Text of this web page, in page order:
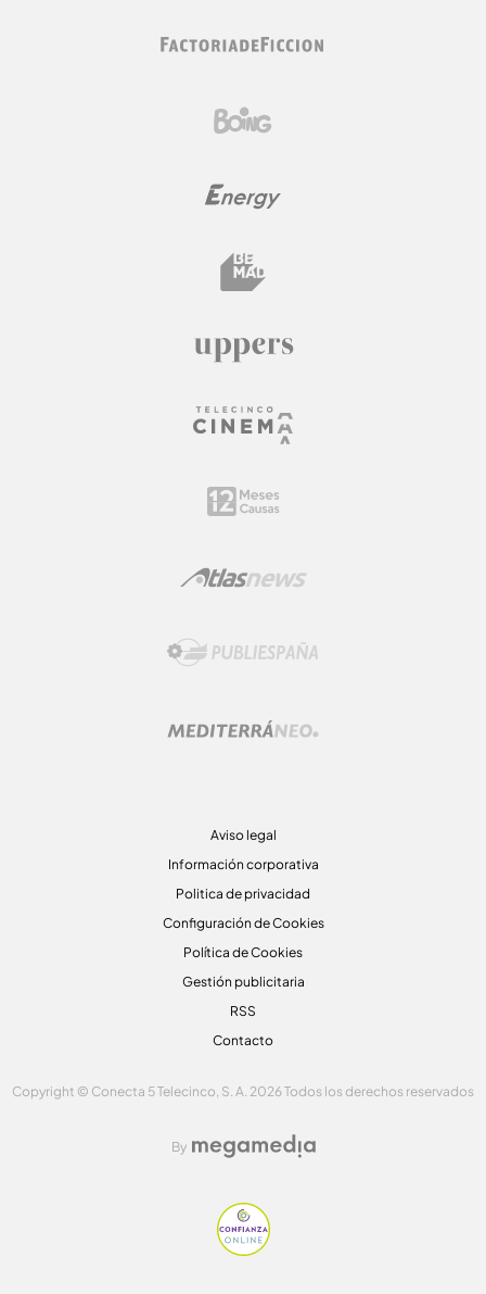
Aviso legal
Información corporativa
Politica de privacidad
Configuración de Cookies
Política de Cookies
Gestión publicitaria
RSS
Contacto
Copyright © Conecta 5 Telecinco, S. A. 2026 Todos los derechos reservados
By